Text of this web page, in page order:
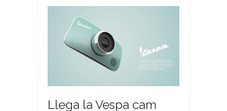
Llega la Vespa cam